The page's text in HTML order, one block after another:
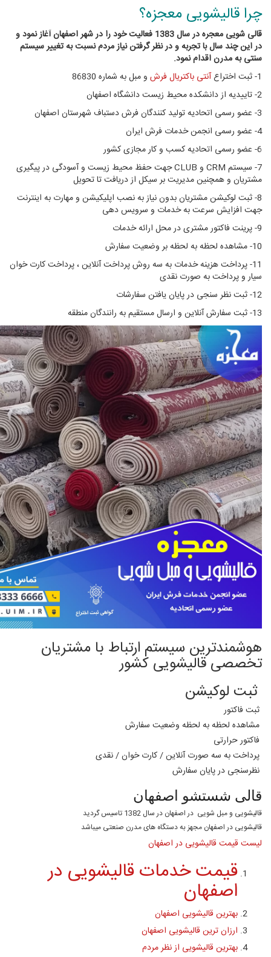
چرا قالیشویی معجزه؟
قالی شویی معجره در سال 1383 فعالیت خود را در شهر اصفهان آغاز نمود و
در این چند سال با تجربه و در نظر گرفتن نیاز مردم نسبت به تغییر سیستم
سنتی به مدرن اقدام نمود.
1- ثبت اختراع
آنتی باکتریال فرش و مبل به شماره 86830
2- تاییدیه از دانشکده محیط زیست دانشگاه اصفهان
3- عضو رسمی اتحادیه تولید کنندگان فرش دستباف شهرستان اصفهان
4- عضو رسمی انجمن خدمات فرش ایران
6- عضو رسمی اتحادیه کسب و کار مجازی کشور
7- سیستم CRM و CLUB جهت حفظ محیط زیست و آسودگی در پیگیری
مشتریان و همچنین مدیریت بر سیکل از دریافت تا تحویل
8- ثبت لوکیشن مشتریان بدون نیاز به نصب اپلیکیشن و مهارت به اینترنت
جهت افزایش سرعت به خدمات و سرویس دهی
9- پرینت فاکتور مشتری در محل ارائه خدمات
10- مشاهده لحظه به لحظه بر وضعیت سفارش
11- پرداخت هزینه خدمات به سه روش پرداخت آنلاین ، پرداخت کارت خوان
سیار و پرداخت به صورت نقدی
12- ثبت نظر سنجی در پایان یافتن سفارشات
13- ثبت سفارش آنلاین و ارسال مستقیم به رانندگان منطقه
هوشمندترین سیستم ارتباط با مشتریان
تخصصی قالیشویی کشور
ثبت لوکیشن
ثبت فاکتور
مشاهده لحظه به لحظه وضعیت سفارش
فاکتور حرارتی
پرداخت به سه صورت آنلاین / کارت خوان / نقدی
نظرسنجی در پایان سفارش
قالی شستشو اصفهان
قالیشویی و مبل شویی در اصفهان در سال 1382 تاسیس گردید
قالیشویی در اصفهان مجهز به دستگاه های مدرن صنعتی میباشد
لیست قیمت قالیشویی در اصفهان
قیمت خدمات قالیشویی در
اصفهان
بهترین قالیشویی اصفهان
ارزان ترین قالیشویی اصفهان
بهترین قالیشویی از نظر مردم